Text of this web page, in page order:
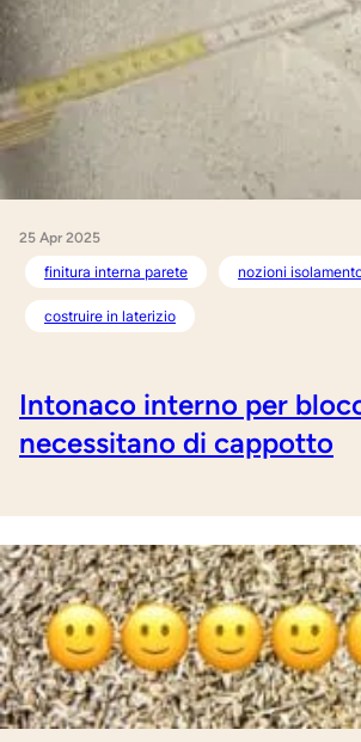
25 Apr 2025
finitura interna parete nozioni
costruire in laterizio
Intonaco interno per
necessitano di cappotto